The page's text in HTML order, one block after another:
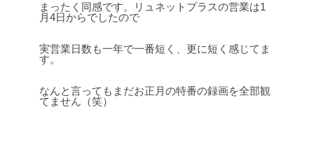
まったく同感です。リュネットプラスの営業は1
月4日からでしたので
実営業日数も一年で一番短く、更に短く感じてま
す。
なんと言ってもまだお正月の特番の録画を全部観
てません（笑）